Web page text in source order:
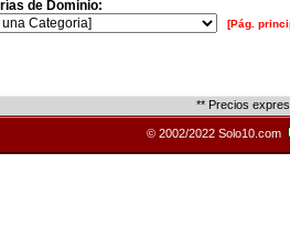
de Dominio:
[Pág.
** Precios
© 2002/2022 Solo10.com